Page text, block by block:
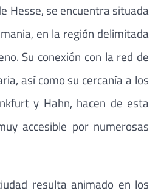
Hesse, se encuentra situada
en la región delimitada
Su conexión con la red de
así como su cercanía a los
y Hahn, hacen de esta
accesible por numerosas
resulta animado en los